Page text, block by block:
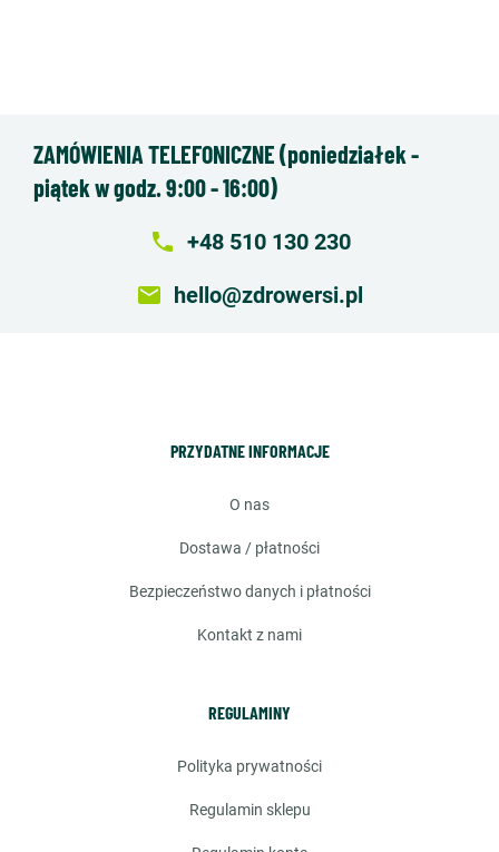
ZAMÓWIENIA TELEFONICZNE (poniedziałek -
piątek w godz. 9:00 - 16:00)
local_phone +48 510 130 230
email hello@zdrowersi.pl
PRZYDATNE INFORMACJE
o nas
dostawa / płatności
bezpieczeństwo danych i płatności
kontakt z nami
REGULAMINY
polityka prywatności
regulamin sklepu